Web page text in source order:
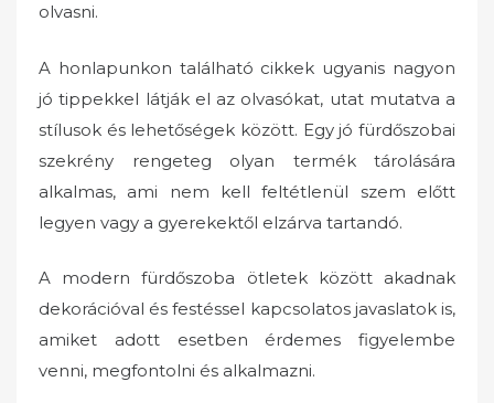
olvasni.
A honlapunkon található cikkek ugyanis nagyon
jó tippekkel látják el az olvasókat, utat mutatva a
stílusok és lehetőségek között. Egy jó fürdőszobai
szekrény rengeteg olyan termék tárolására
alkalmas, ami nem kell feltétlenül szem előtt
legyen vagy a gyerekektől elzárva tartandó.
A modern fürdőszoba ötletek között akadnak
dekorációval és festéssel kapcsolatos javaslatok is,
amiket adott esetben érdemes figyelembe
venni, megfontolni és alkalmazni.